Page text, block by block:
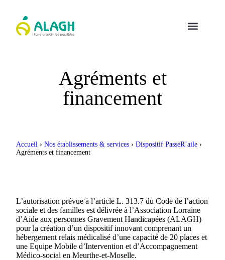
Agréments et
financement
Accueil › Nos établissements & services › Dispositif PasseR’aile ›
Agréments et financement
L’autorisation prévue à l’article L. 313.7 du Code de l’action
sociale et des familles est délivrée à l’Association Lorraine
d’Aide aux personnes Gravement Handicapées (ALAGH)
pour la création d’un dispositif innovant comprenant un
hébergement relais médicalisé d’une capacité de 20 places et
une Equipe Mobile d’Intervention et d’Accompagnement
Médico-social en Meurthe-et-Moselle.